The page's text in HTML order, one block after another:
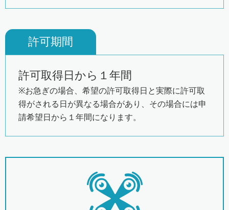
許可期間
許可取得日から１年間
※お急ぎの場合、希望の許可取得日と実際に許可取
得がされる日が異なる場合があり、その場合には申
請希望日から１年間になります。